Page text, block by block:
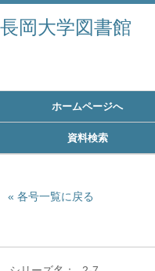
長岡大学図書館
ホームページへ
資料検索
各号一覧に戻る